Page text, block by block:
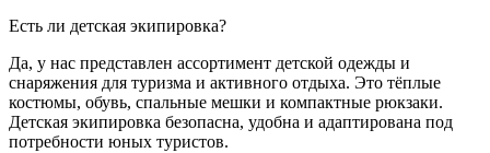
Есть ли детская экипировка?
Да, у нас представлен ассортимент детской одежды и
снаряжения для туризма и активного отдыха. Это тёплые
костюмы, обувь, спальные мешки и компактные рюкзаки.
Детская экипировка безопасна, удобна и адаптирована под
потребности юных туристов.